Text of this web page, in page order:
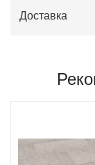
Доставка